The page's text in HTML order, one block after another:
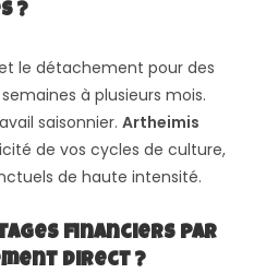
?
le détachement pour des
à plusieurs mois.
saisonnier. Artheimis
de vos cycles de culture,
de haute intensité.
financiers par
direct ?